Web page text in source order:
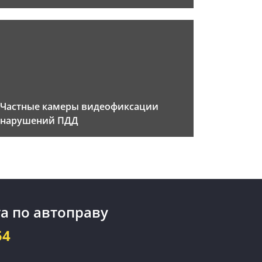
Частные камеры видеофиксации
нарушений ПДД
по автоправу